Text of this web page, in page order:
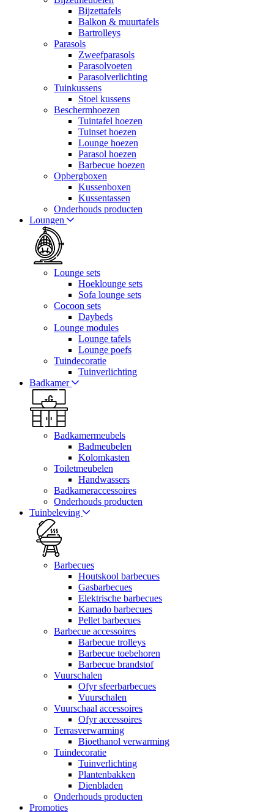
Bijzettafels
Balkon & muurtafels
Bartrolleys
Parasols
Zweefparasols
Parasolvoeten
Parasolverlichting
Tuinkussens
Stoel kussens
Beschermhoezen
Tuintafel hoezen
Tuinset hoezen
Lounge hoezen
Parasol hoezen
Barbecue hoezen
Opbergboxen
Kussenboxen
Kussentassen
Onderhouds producten
Loungen
Lounge sets
Hoeklounge sets
Sofa lounge sets
Cocoon sets
Daybeds
Lounge modules
Lounge tafels
Lounge poefs
Tuindecoratie
Tuinverlichting
Badkamer
Badkamermeubels
Badmeubelen
Kolomkasten
Toiletmeubelen
Handwassers
Badkameraccessoires
Onderhouds producten
Tuinbeleving
Barbecues
Houtskool barbecues
Gasbarbecues
Elektrische barbecues
Kamado barbecues
Pellet barbecues
Barbecue accessoires
Barbecue trolleys
Barbecue toebehoren
Barbecue brandstof
Vuurschalen
Ofyr sfeerbarbecues
Vuurschalen
Vuurschaal accessoires
Ofyr accessoires
Terrasverwarming
Bioethanol verwarming
Tuindecoratie
Tuinverlichting
Plantenbakken
Dienbladen
Onderhouds producten
Promoties